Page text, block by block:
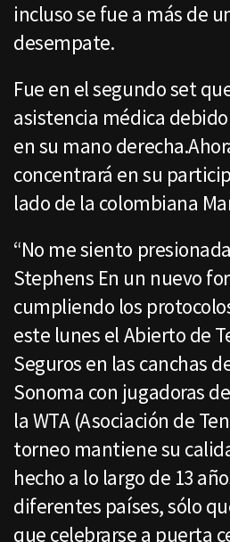
incluso se fue a más de
desempate.
Fue en el segundo set
asistencia médica
en su mano
concentrará en su
lado de la colombiana
“No me siento
Stephens En un nuevo
cumpliendo los
este lunes el Abierto de
Seguros en las canchas
Sonoma con jugadoras
la WTA (Asociación de
torneo mantiene su
hecho a lo largo de 13
diferentes países, sólo
que celebrarse a puerta